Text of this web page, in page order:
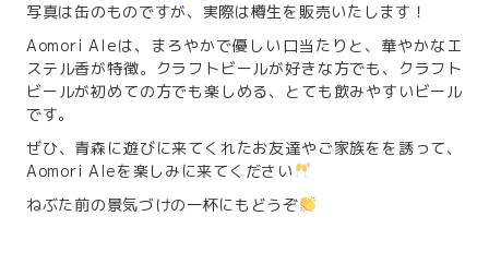
写真は缶のものですが、実際は樽生を販売いたします！
Aomori Aleは、まろやかで優しい口当たりと、華やかなエ
ステル香が特徴。クラフトビールが好きな方でも、クラフト
ビールが初めての方でも楽しめる、とても飲みやすいビール
です。
ぜひ、青森に遊びに来てくれたお友達やご家族をを誘って、
Aomori Aleを楽しみに来てください
ねぶた前の景気づけの一杯にもどうぞ